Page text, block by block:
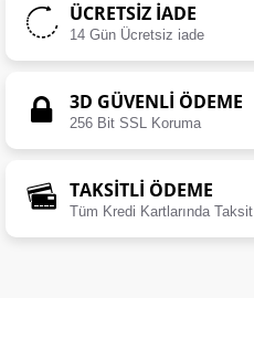
ÜCRETSIZ İADE
14 Gün Ücretsiz iade
3D GÜVENLİ ÖDEME
256 Bit SSL Koruma
TAKSİTLİ ÖDEME
Tüm Kredi Kartlarında Taksit